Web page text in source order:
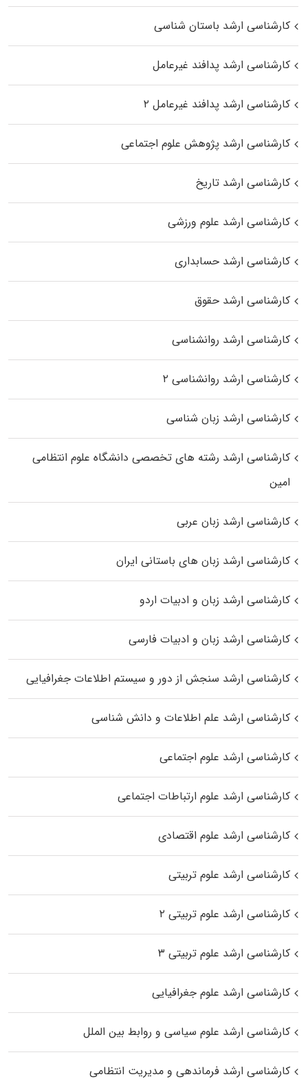
کارشناسی ارشد باستان شناسی
کارشناسی ارشد پدافند غیرعامل
کارشناسی ارشد پدافند غیرعامل ۲
کارشناسی ارشد پژوهش علوم اجتماعی
کارشناسی ارشد تاریخ
کارشناسی ارشد علوم ورزشی
کارشناسی ارشد حسابداری
کارشناسی ارشد حقوق
کارشناسی ارشد روانشناسی
کارشناسی ارشد روانشناسی ۲
کارشناسی ارشد زبان شناسی
کارشناسی ارشد رﺷﺘﻪ ﻫﺎی تخصصی داﻧﺸﮕﺎه ﻋﻠﻮم انتظامی
اﻣﻴﻦ
کارشناسی ارشد زبان عربی
کارشناسی ارشد زبان‌ های باستانی ایران
کارشناسی ارشد زبان و ادبیات اردو
کارشناسی ارشد زبان و ادبیات فارسی
کارشناسی ارشد سنجش از دور و سیستم اطلاعات جغرافیایی
کارشناسی ارشد علم اطلاعات و دانش شناسی
کارشناسی ارشد علوم اجتماعی
کارشناسی ارشد علوم ارتباطات اجتماعی
کارشناسی ارشد علوم اقتصادی
کارشناسی ارشد علوم تربیتی
کارشناسی ارشد علوم تربیتی ۲
کارشناسی ارشد علوم تربیتی ۳
کارشناسی ارشد علوم جغرافیایی
کارشناسی ارشد علوم سیاسی و روابط بین الملل
کارشناسی ارشد فرماندهی و مدیریت انتظامی